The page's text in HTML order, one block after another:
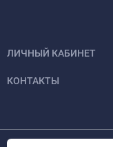
ЛИЧНЫЙ КАБИНЕТ
КОНТАКТЫ